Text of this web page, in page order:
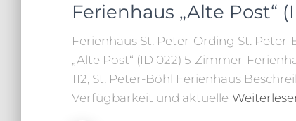
Ferienhaus „Alte Post“
Ferienhaus St. Peter-Ording St.
„Alte Post“ (ID 022) 5-Zimmer-
112, St. Peter-Böhl Ferienhaus
Verfügbarkeit und aktuelle